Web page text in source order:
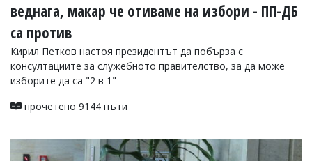
веднага, макар че отиваме на избори - ПП-ДБ
са против
Кирил Петков настоя президентът да побърза с
консултациите за служебното правителство, за да може
изборите да са "2 в 1"
прочетено 9144 пъти